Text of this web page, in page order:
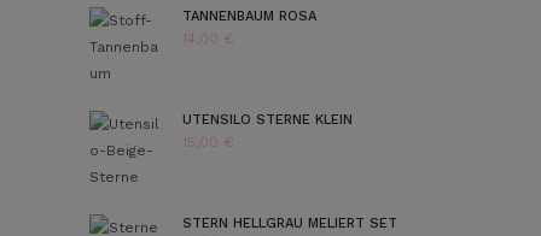
TANNENBAUM ROSA
14,00 €
UTENSILO STERNE KLEIN
15,00 €
STERN HELLGRAU MELIERT SET